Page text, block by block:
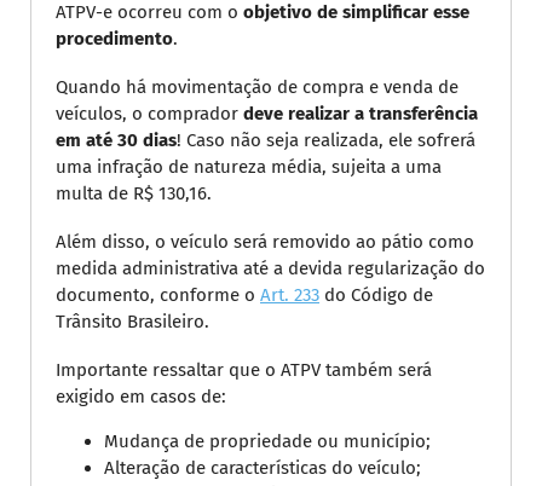
ATPV-e ocorreu com o objetivo de simplificar esse
procedimento.
Quando há movimentação de compra e venda de
veículos, o comprador deve realizar a transferência
em até 30 dias! Caso não seja realizada, ele sofrerá
uma infração de natureza média, sujeita a uma
multa de R$ 130,16.
Além disso, o veículo será removido ao pátio como
medida administrativa até a devida regularização do
documento, conforme o Art. 233 do Código de
Trânsito Brasileiro.
Importante ressaltar que o ATPV também será
exigido em casos de:
Mudança de propriedade ou município;
Alteração de características do veículo;